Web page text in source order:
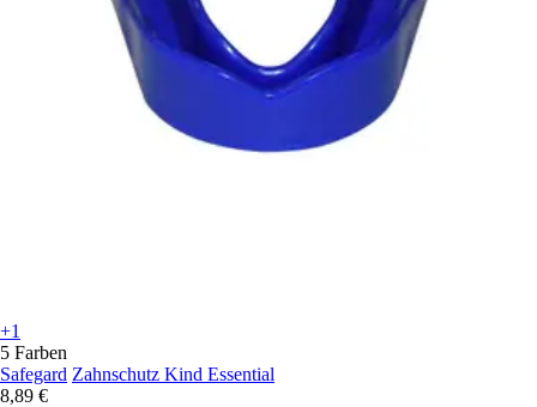
+1
5 Farben
Safegard Zahnschutz Kind Essential
8,89 €